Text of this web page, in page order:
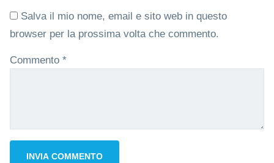
Salva il mio nome, email e sito web in questo
browser per la prossima volta che commento.
Commento *